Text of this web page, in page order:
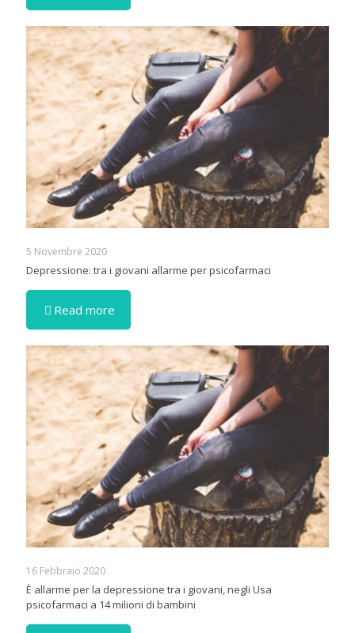
5 Novembre 2020
Depressione: tra i giovani allarme per psicofarmaci
Read more
16 Febbraio 2020
È allarme per la depressione tra i giovani, negli Usa
psicofarmaci a 14 milioni di bambini